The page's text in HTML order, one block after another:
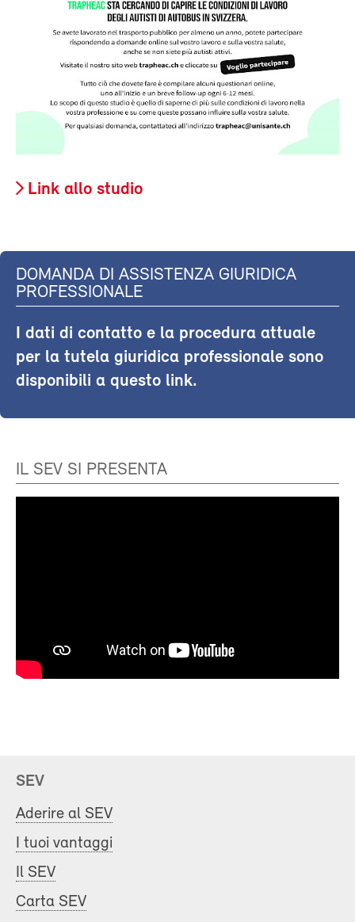
Link allo studio
DOMANDA DI ASSISTENZA GIURIDICA
PROFESSIONALE
I dati di contatto e la procedura attuale
per la tutela giuridica professionale sono
disponibili a questo link.
IL SEV SI PRESENTA
SEV
Aderire al SEV
I tuoi vantaggi
Il SEV
Carta SEV